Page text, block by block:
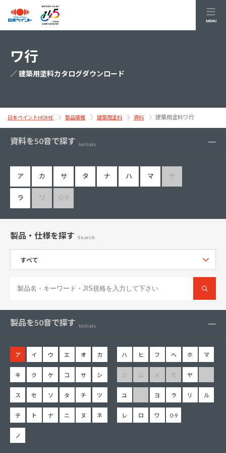
MENU
ワ行
／ 建築用塗料カタログダウンロード
日本ペイントHOME 製品情報 建築用塗料 資料 建築用塗料ワ行
資料を50音で探す Initials
ア カ サ タ ナ ハ マ ヤ
ラ ワ 0-9
製品・仕様を探す Search
製品を50音で探す Initials
ア イ ウ エ オ カ
キ ク ケ コ サ シ
ス セ ソ タ チ ツ
テ ト ナ ニ ヌ ネ
ノ
ハ ヒ フ ヘ ホ マ
ミ ム メ モ ヤ
ユ ヨ ラ リ ル
レ ロ ワ 0-9